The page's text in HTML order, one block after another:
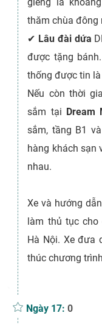
thăm chùa đông
✔ Lâu đài dứa
được tặng
thống được tin
Nếu còn thời
sắm tại Dream
sắm, tầng B1
hàng khách sạn
nhau.
Xe và hướng
làm thủ tục
Hà Nội. Xe đưa
thúc chương trình
Ngày 17:0